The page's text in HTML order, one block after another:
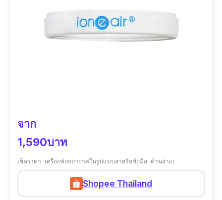
ฟอกได้จริง แบตอึด น้ำหนักเบา สามารถใส่
ติดตัวได้ตลอดทั้งวันเลยค่ะ
จาก
1,590บาท
เช็คราคา เครื่องฟอกอากาศในรูปแบบสายรัดข้อมือ ด้านล่าง:
Shopee Thailand